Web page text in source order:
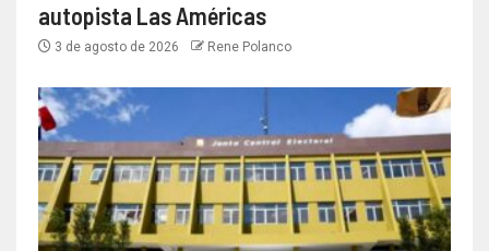
autopista Las Américas
3 de agosto de 2026 Rene Polanco